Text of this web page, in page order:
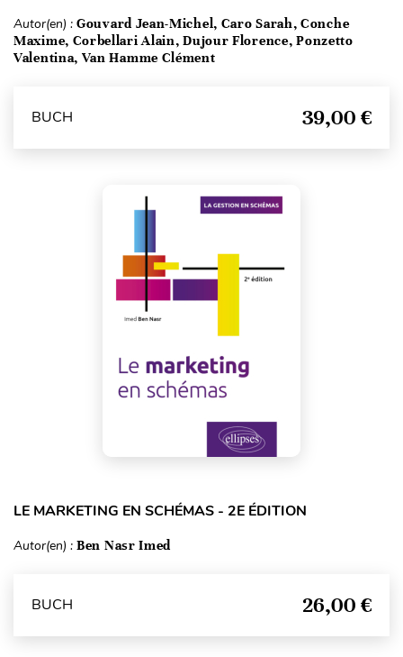
Autor(en) : Gouvard Jean-Michel, Caro Sarah, Conche
Maxime, Corbellari Alain, Dujour Florence, Ponzetto
Valentina, Van Hamme Clément
BUCH 39,00 €
LE MARKETING EN SCHÉMAS - 2E ÉDITION
Autor(en) : Ben Nasr Imed
BUCH 26,00 €